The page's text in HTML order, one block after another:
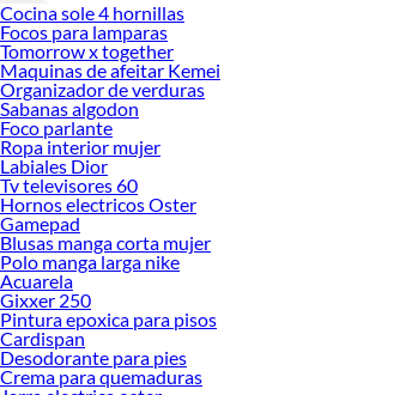
Cocina sole 4 hornillas
Focos para lamparas
Tomorrow x together
Maquinas de afeitar Kemei
Organizador de verduras
Sabanas algodon
Foco parlante
Ropa interior mujer
Labiales Dior
Tv televisores 60
Hornos electricos Oster
Gamepad
Blusas manga corta mujer
Polo manga larga nike
Acuarela
Gixxer 250
Pintura epoxica para pisos
Cardispan
Desodorante para pies
Crema para quemaduras